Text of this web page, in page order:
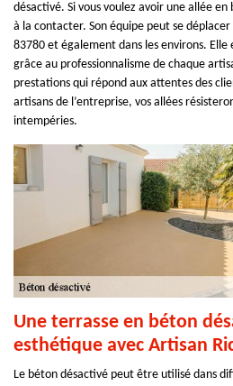
désactivé. Si vous voulez avoir une allée
à la contacter. Son équipe peut se
83780 et également dans les environs.
grâce au professionnalisme de chaque
prestations qui répond aux attentes des
artisans de l’entreprise, vos allées
intempéries.
Une terrasse en béton
esthétique avec Artisan
Le béton désactivé peut être utilisé dans